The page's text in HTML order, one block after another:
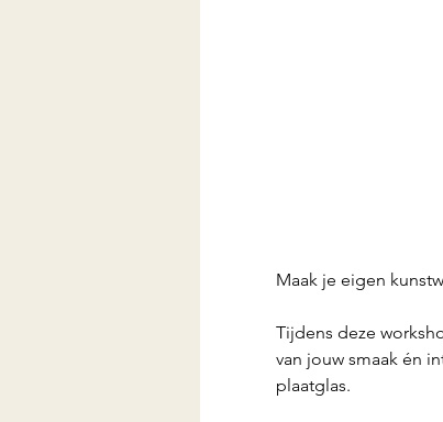
Maak je eigen
Tijdens deze
van jouw smaak én
plaatglas.